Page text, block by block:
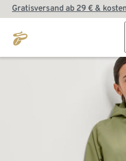
Gratisversand ab 29 € &